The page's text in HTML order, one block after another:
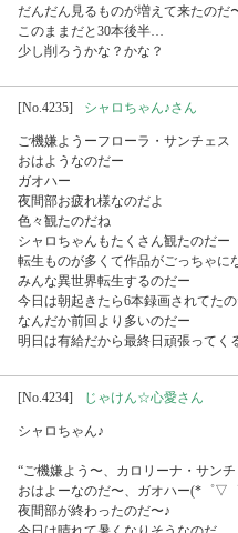
だんだん見るものが増えて来たのだ
このままだと30本後半…
少し削ろうかな？かな？
[No.4235] シャロちゃん♪さん
ご機嫌ようーフローラ・サンチェス
おはようなのだー
ガオハー
夜間部お疲れ様なのだよ
色々観たのだね
シャロちゃんもたくさん観たのだー
転生ものが多くて作品がごっちゃに
みんな異世界転生するのだー
今日は朝起きたら6本録画されてたの
なんだか前回より多いのだー
明日は有給だから最終日頑張ってく
[No.4234] じゃけん☆心愛さん
シャロちゃん♪
“ご機嫌よう〜、カロリーナ・サンチ
おはよーなのだ〜、ガオハー(*゜▽
夜間部が終わったのだ〜♪